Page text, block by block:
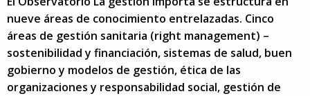
nueve áreas de conocimiento entrelazadas. Cinco
áreas de gestión sanitaria (right management) –
sostenibilidad y financiación, sistemas de salud, buen
gobierno y modelos de gestión, ética de las
organizaciones y responsabilidad social, gestión de